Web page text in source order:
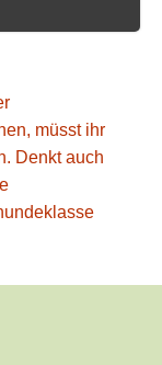
müsst ihr
Denkt auch